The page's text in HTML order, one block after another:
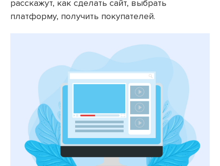
расскажут, как сделать сайт, выбрать
платформу, получить покупателей.